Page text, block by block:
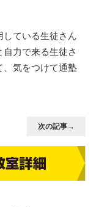
している生徒さん
力で来る生徒さ
、気をつけて通塾
次の記事→